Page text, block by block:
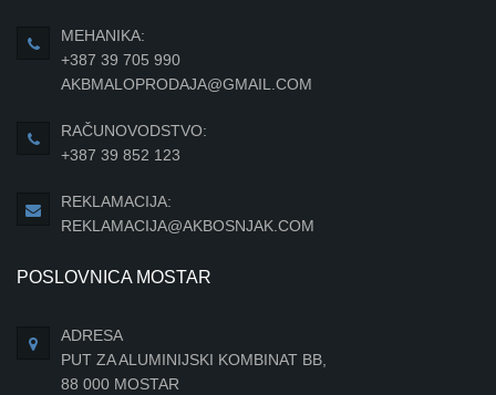
MEHANIKA:
+387 39 705 990
AKBMALOPRODAJA@GMAIL.COM
RAČUNOVODSTVO:
+387 39 852 123
REKLAMACIJA:
REKLAMACIJA@AKBOSNJAK.COM
POSLOVNICA MOSTAR
ADRESA
PUT ZA ALUMINIJSKI KOMBINAT BB,
88 000 MOSTAR